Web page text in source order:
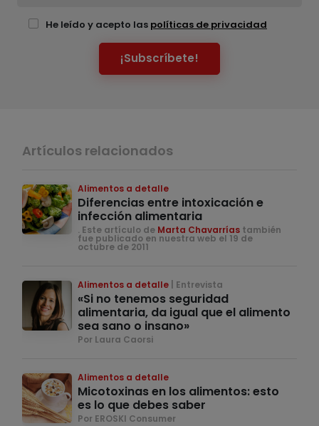
He leído y acepto las políticas de privacidad
¡Subscríbete!
Artículos relacionados
Alimentos a detalle
Diferencias entre intoxicación e
infección alimentaria
. Este artículo de Marta Chavarrías también
fue publicado en nuestra web el 19 de
octubre de 2011
Alimentos a detalle Entrevista
«Si no tenemos seguridad
alimentaria, da igual que el alimento
sea sano o insano»
Por Laura Caorsi
Alimentos a detalle
Micotoxinas en los alimentos: esto
es lo que debes saber
Por EROSKI Consumer